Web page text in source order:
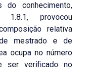
do conhecimento,
1.8.1, provocou
relativa
mestrado e de
ocupa no número
ser verificado no